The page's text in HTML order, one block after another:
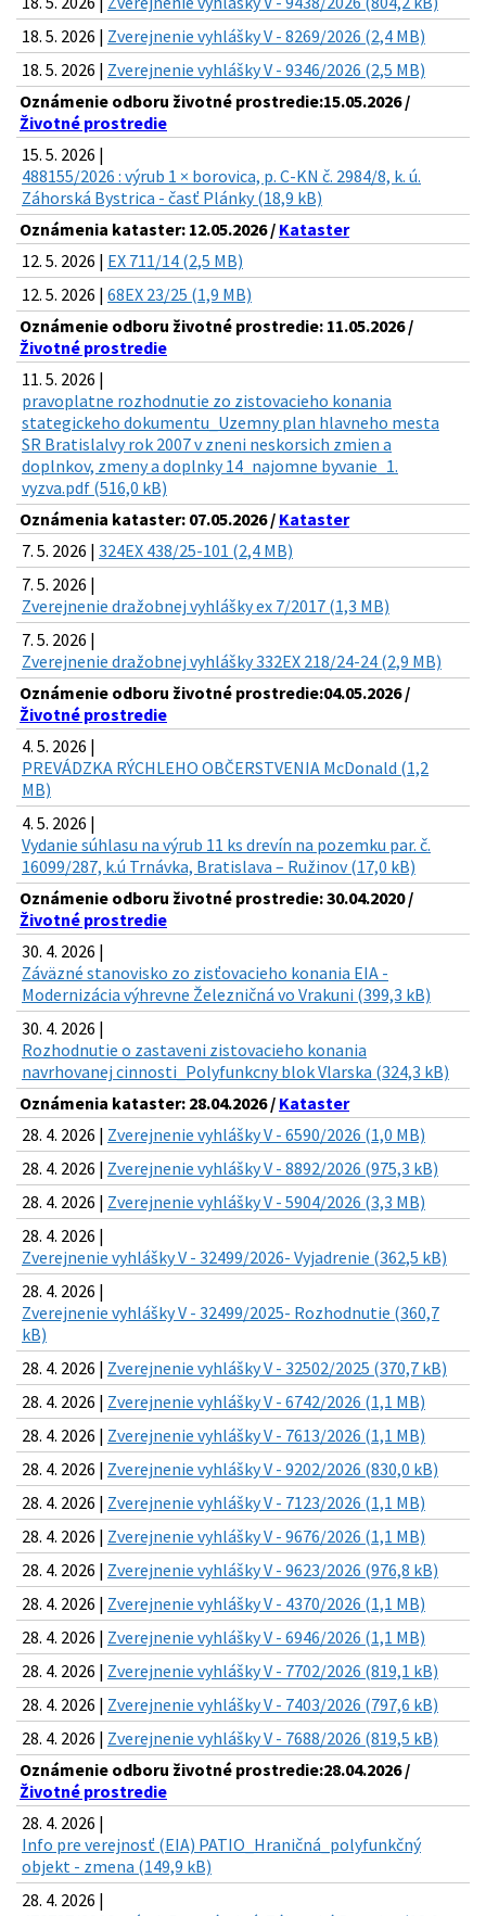
18. 5. 2026 | Zverejnenie vyhlášky V - 8269/2026 (2,4 MB)
18. 5. 2026 | Zverejnenie vyhlášky V - 9346/2026 (2,5 MB)
Oznámenie odboru životné prostredie:15.05.2026 /
Životné prostredie
15. 5. 2026 |
488155/2026 : výrub 1 × borovica, p. C-KN č. 2984/8, k. ú.
Záhorská Bystrica - časť Plánky (18,9 kB)
Oznámenia kataster: 12.05.2026 / Kataster
12. 5. 2026 | EX 711/14 (2,5 MB)
12. 5. 2026 | 68EX 23/25 (1,9 MB)
Oznámenie odboru životné prostredie: 11.05.2026 /
Životné prostredie
11. 5. 2026 |
pravoplatne rozhodnutie zo zistovacieho konania
stategickeho dokumentu_Uzemny plan hlavneho mesta
SR Bratislalvy rok 2007 v zneni neskorsich zmien a
doplnkov, zmeny a doplnky 14_najomne byvanie_1.
vyzva.pdf (516,0 kB)
Oznámenia kataster: 07.05.2026 / Kataster
7. 5. 2026 | 324EX 438/25-101 (2,4 MB)
7. 5. 2026 |
Zverejnenie dražobnej vyhlášky ex 7/2017 (1,3 MB)
7. 5. 2026 |
Zverejnenie dražobnej vyhlášky 332EX 218/24-24 (2,9 MB)
Oznámenie odboru životné prostredie:04.05.2026 /
Životné prostredie
4. 5. 2026 |
PREVÁDZKA RÝCHLEHO OBČERSTVENIA McDonald (1,2
MB)
4. 5. 2026 |
Vydanie súhlasu na výrub 11 ks drevín na pozemku par. č.
16099/287, k.ú Trnávka, Bratislava – Ružinov (17,0 kB)
Oznámenie odboru životné prostredie: 30.04.2020 /
Životné prostredie
30. 4. 2026 |
Záväzné stanovisko zo zisťovacieho konania EIA -
Modernizácia výhrevne Železničná vo Vrakuni (399,3 kB)
30. 4. 2026 |
Rozhodnutie o zastaveni zistovacieho konania
navrhovanej cinnosti_Polyfunkcny blok Vlarska (324,3 kB)
Oznámenia kataster: 28.04.2026 / Kataster
28. 4. 2026 | Zverejnenie vyhlášky V - 6590/2026 (1,0 MB)
28. 4. 2026 | Zverejnenie vyhlášky V - 8892/2026 (975,3 kB)
28. 4. 2026 | Zverejnenie vyhlášky V - 5904/2026 (3,3 MB)
28. 4. 2026 |
Zverejnenie vyhlášky V - 32499/2026- Vyjadrenie (362,5 kB)
28. 4. 2026 |
Zverejnenie vyhlášky V - 32499/2025- Rozhodnutie (360,7
kB)
28. 4. 2026 | Zverejnenie vyhlášky V - 32502/2025 (370,7 kB)
28. 4. 2026 | Zverejnenie vyhlášky V - 6742/2026 (1,1 MB)
28. 4. 2026 | Zverejnenie vyhlášky V - 7613/2026 (1,1 MB)
28. 4. 2026 | Zverejnenie vyhlášky V - 9202/2026 (830,0 kB)
28. 4. 2026 | Zverejnenie vyhlášky V - 7123/2026 (1,1 MB)
28. 4. 2026 | Zverejnenie vyhlášky V - 9676/2026 (1,1 MB)
28. 4. 2026 | Zverejnenie vyhlášky V - 9623/2026 (976,8 kB)
28. 4. 2026 | Zverejnenie vyhlášky V - 4370/2026 (1,1 MB)
28. 4. 2026 | Zverejnenie vyhlášky V - 6946/2026 (1,1 MB)
28. 4. 2026 | Zverejnenie vyhlášky V - 7702/2026 (819,1 kB)
28. 4. 2026 | Zverejnenie vyhlášky V - 7403/2026 (797,6 kB)
28. 4. 2026 | Zverejnenie vyhlášky V - 7688/2026 (819,5 kB)
Oznámenie odboru životné prostredie:28.04.2026 /
Životné prostredie
28. 4. 2026 |
Info pre verejnosť (EIA) PATIO_Hraničná_polyfunkčný
objekt - zmena (149,9 kB)
28. 4. 2026 |